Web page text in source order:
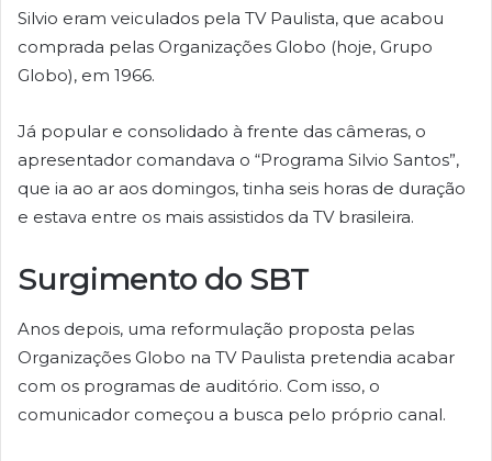
Silvio eram veiculados pela TV Paulista, que acabou
comprada pelas Organizações Globo (hoje, Grupo
Globo), em 1966.
Já popular e consolidado à frente das câmeras, o
apresentador comandava o “Programa Silvio Santos”,
que ia ao ar aos domingos, tinha seis horas de duração
e estava entre os mais assistidos da TV brasileira.
Surgimento do SBT
Anos depois, uma reformulação proposta pelas
Organizações Globo na TV Paulista pretendia acabar
com os programas de auditório. Com isso, o
comunicador começou a busca pelo próprio canal.